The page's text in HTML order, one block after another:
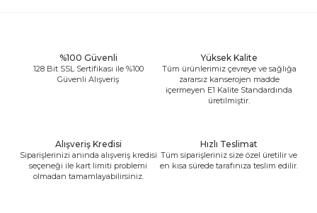
%100 Güvenli
128 Bit SSL Sertifikası ile %100
Güvenli Alışveriş
Yüksek Kalite
Tüm ürünlerimiz çevreye ve sağlığa
zararsız kanserojen madde
içermeyen E1 Kalite Standardında
üretilmiştir.
Alışveriş Kredisi
Siparişlerinizi anında alışveriş kredisi
seçeneği ile kart limiti problemi
olmadan tamamlayabilirsiniz.
Hızlı Teslimat
Tüm siparişleriniz size özel üretilir ve
en kısa sürede tarafınıza teslim edilir.